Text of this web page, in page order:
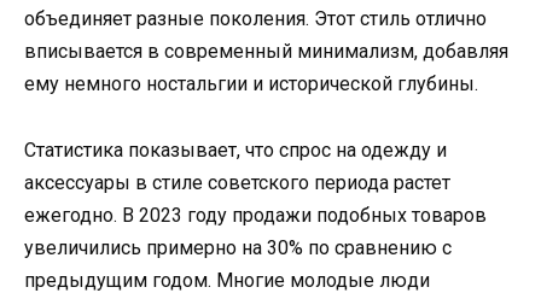
объединяет разные поколения. Этот стиль отлично
вписывается в современный минимализм, добавляя
ему немного ностальгии и исторической глубины.
Статистика показывает, что спрос на одежду и
аксессуары в стиле советского периода растет
ежегодно. В 2023 году продажи подобных товаров
увеличились примерно на 30% по сравнению с
предыдущим годом. Многие молодые люди